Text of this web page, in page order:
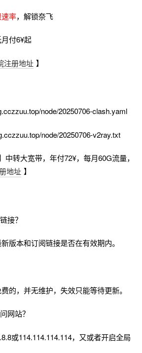
率，解锁奈飞
付6¥起
注册地址 】
node/20250706-clash.yaml
node/20250706-v2ray.txt
转大宽带，年付72¥，每月60G流量，
地址 】
接？
版本和订阅链接是否在有效期内。
的，并无维护，失效只能等待更新。
网站？
或114.114.114.114，又或者开启全局